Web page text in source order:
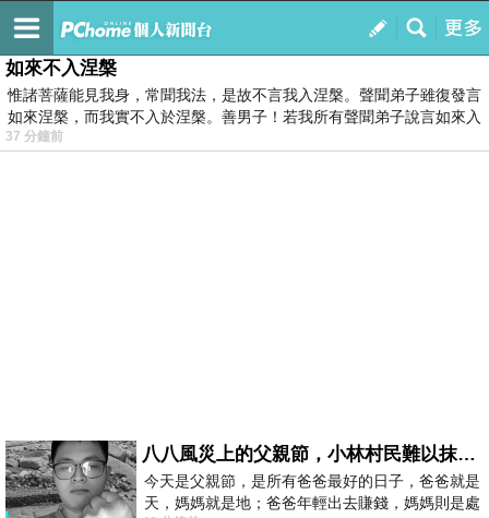
我的
最新文章
如來不入涅槃
惟諸菩薩能見我身，常聞我法，是故不言我入涅槃。聲聞弟子雖復發言
如來涅槃，而我實不入於涅槃。善男子！若我所有聲聞弟子說言如來入
37 分鐘前
八八風災上的父親節，小林村民難以抹滅的痛
今天是父親節，是所有爸爸最好的日子，爸爸就是
天，媽媽就是地；爸爸年輕出去賺錢，媽媽則是處